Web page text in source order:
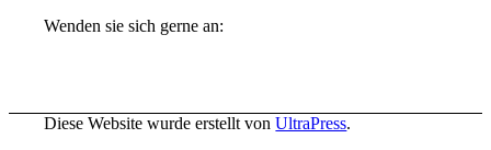
Wenden sie sich gerne an:
Diese Website wurde erstellt vonUltraPress.